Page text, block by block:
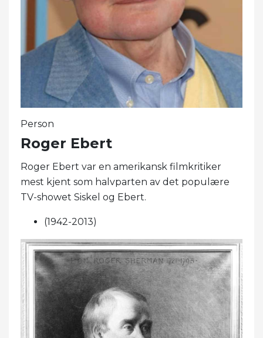
Person
Roger Ebert
Roger Ebert var en amerikansk filmkritiker
mest kjent som halvparten av det populære
TV-showet Siskel og Ebert.
(1942-2013)